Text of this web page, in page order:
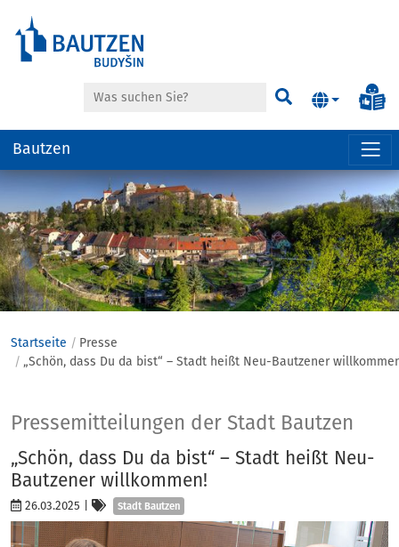
der
anspringen
Suche Suchen
Bautzen
Startseite
Presse
„Schön, dass Du da bist“ – Stadt heißt Neu-Bautzener
Presse
Pressemitteilungen der Stadt Bautzen
„Schön, dass Du da bist“ – Stadt heißt Neu-
Bautzener willkommen!
26.03.2025 Kategorien
Stadt Bautzen